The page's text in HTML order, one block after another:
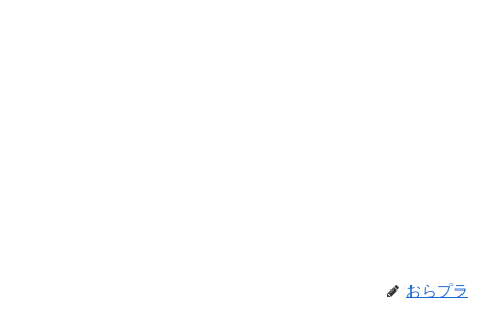
おらプラ